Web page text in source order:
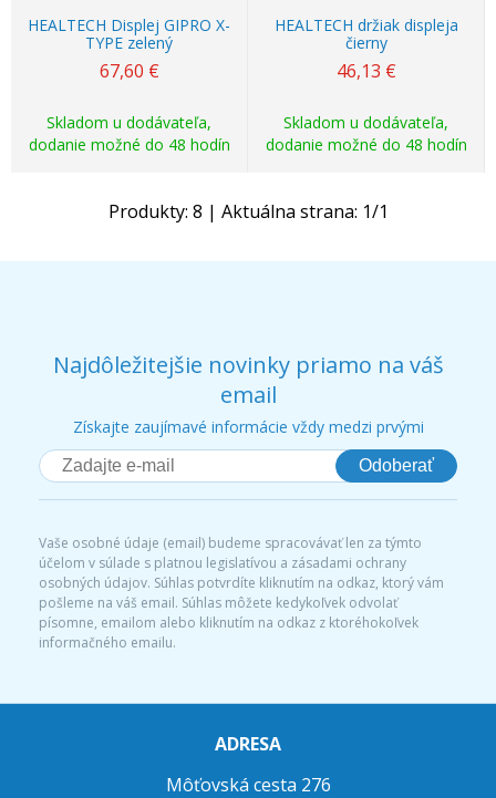
HEALTECH Displej GIPRO X-
TYPE zelený
67,60 €
Skladom u dodávateľa,
dodanie možné do 48 hodín
HEALTECH držiak displeja
čierny
46,13 €
Skladom u dodávateľa,
dodanie možné do 48 hodín
Produkty: 8 | Aktuálna strana: 1/1
Najdôležitejšie novinky priamo na váš
email
Získajte zaujímavé informácie vždy medzi prvými
Odoberať
Vaše osobné údaje (email) budeme spracovávať len za týmto
účelom v súlade s platnou legislatívou a zásadami ochrany
osobných údajov. Súhlas potvrdíte kliknutím na odkaz, ktorý vám
pošleme na váš email. Súhlas môžete kedykoľvek odvolať
písomne, emailom alebo kliknutím na odkaz z ktoréhokoľvek
informačného emailu.
ADRESA
Môťovská cesta 276